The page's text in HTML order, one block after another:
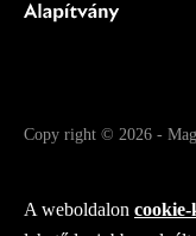
Copy right © 2026 -
Fejlesztette az Integral
A weboldalon